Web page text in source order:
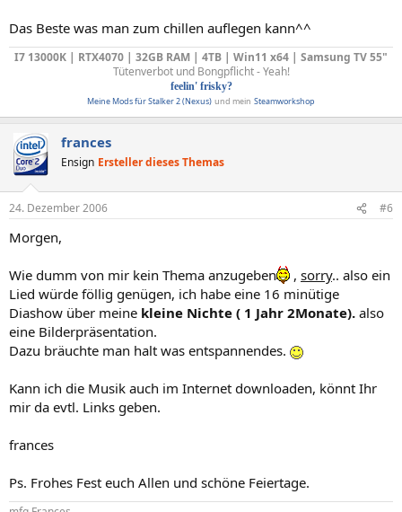
Das Beste was man zum chillen auflegen kann^^
I7 13000K | RTX4070 | 32GB RAM | 4TB | Win11 x64 | Samsung TV 55"
Tütenverbot und Bongpflicht - Yeah!
feelin' frisky?
Meine Mods für Stalker 2 (Nexus) und mein Steamworkshop
frances
Ensign Ersteller dieses Themas
24. Dezember 2006 #6
Morgen,
Wie dumm von mir kein Thema anzugeben , sorry.. also ein
Lied würde föllig genügen, ich habe eine 16 minütige
Diashow über meine kleine Nichte ( 1 Jahr 2Monate). also
eine Bilderpräsentation.
Dazu bräuchte man halt was entspannendes.
Kann ich die Musik auch im Internet downloaden, könnt Ihr
mir da evtl. Links geben.
frances
Ps. Frohes Fest euch Allen und schöne Feiertage.